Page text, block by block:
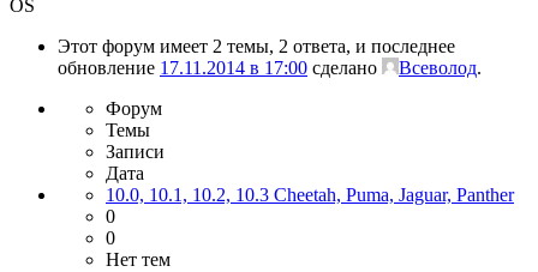
OS
Этот форум имеет 2 темы, 2 ответа, и последнее
обновление 17.11.2014 в 17:00 сделано Всеволод.
Форум
Темы
Записи
Дата
10.0, 10.1, 10.2, 10.3 Cheetah, Puma, Jaguar, Panther
0
0
Нет тем